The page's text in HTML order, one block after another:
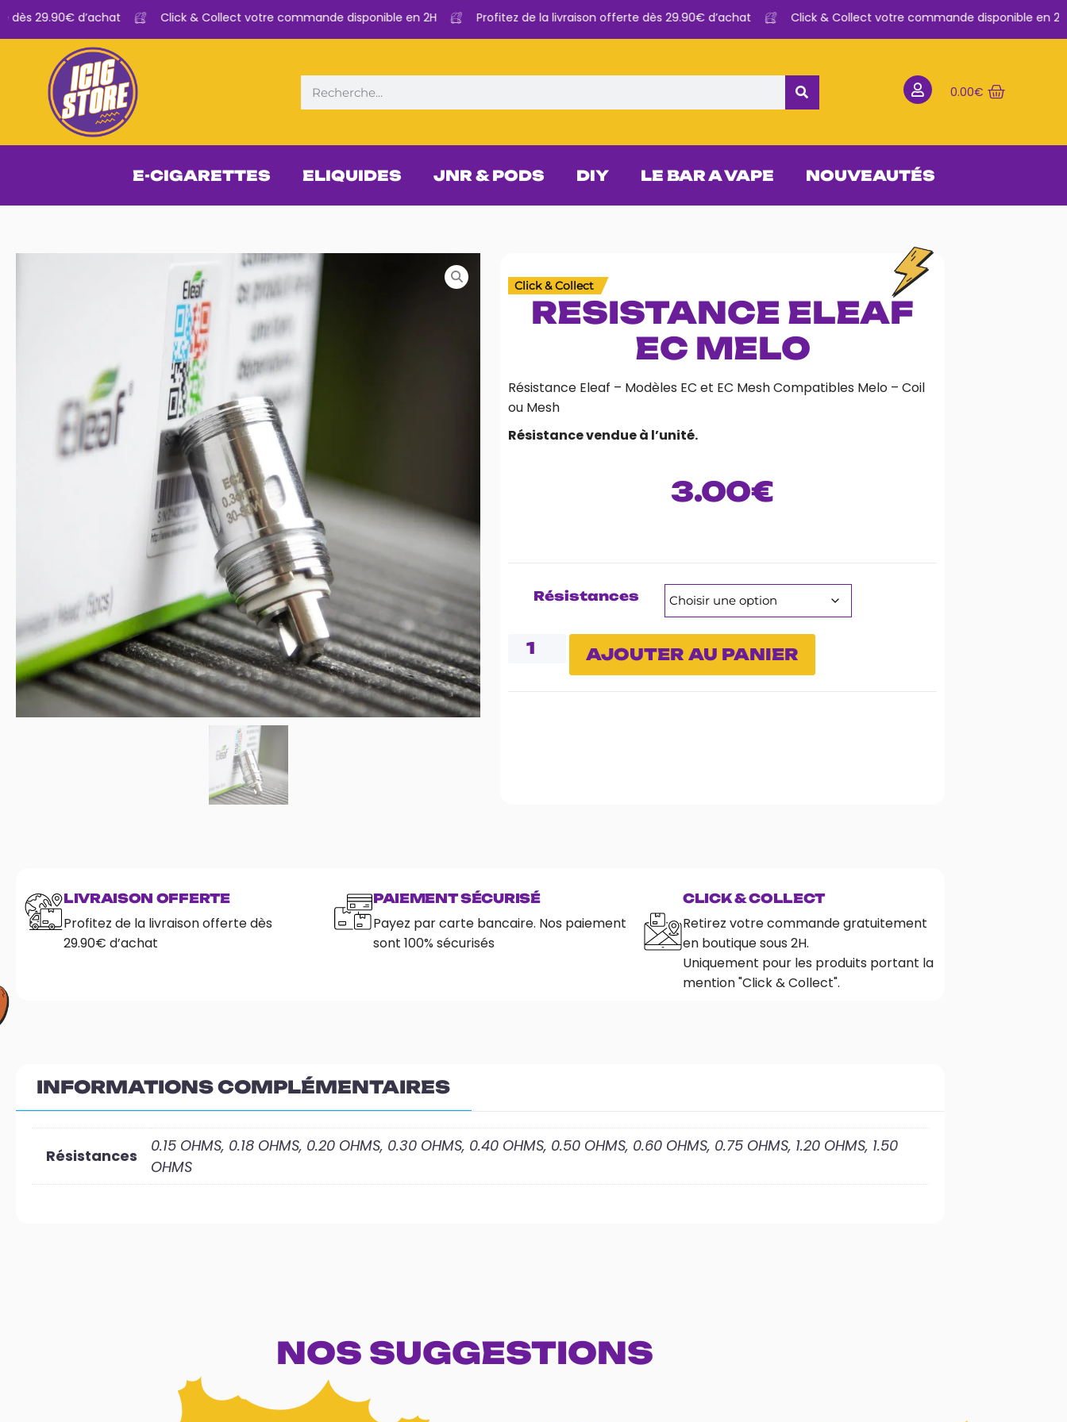
29.90€ d’achat Click & Collect votre commande disponible en 2H Profitez de la livraison offerte dès 29.90€ d’achat Click & Collect votre commande disponible en 2H
0.00€
E-CIGARETTES ELIQUIDES JNR & PODS DIY LE BAR A VAPE NOUVEAUTÉS
Click & Collect
RESISTANCE ELEAF
EC MELO
Résistance Eleaf – Modèles EC et EC Mesh Compatibles Melo – Coil
ou Mesh
Résistance vendue à l’unité.
3.00€
Résistances
AJOUTER AU PANIER
LIVRAISON OFFERTE
Profitez de la livraison offerte dès
29.90€ d’achat
PAIEMENT SÉCURISÉ
Payez par carte bancaire. Nos paiement
sont 100% sécurisés
CLICK & COLLECT
Retirez votre commande gratuitement
en boutique sous 2H.
Uniquement pour les produits portant la
mention "Click & Collect".
INFORMATIONS COMPLÉMENTAIRES
Résistances
0.15 OHMS, 0.18 OHMS, 0.20 OHMS, 0.30 OHMS, 0.40 OHMS, 0.50 OHMS, 0.60 OHMS, 0.75 OHMS, 1.20 OHMS, 1.50
OHMS
NOS SUGGESTIONS